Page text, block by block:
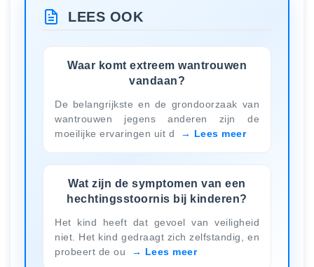
LEES OOK
Waar komt extreem wantrouwen
vandaan?
De belangrijkste en de grondoorzaak van
wantrouwen jegens anderen zijn de
moeilijke ervaringen uit d
Lees meer
Wat zijn de symptomen van een
hechtingsstoornis bij kinderen?
Het kind heeft dat gevoel van veiligheid
niet. Het kind gedraagt zich zelfstandig, en
probeert de ou
Lees meer